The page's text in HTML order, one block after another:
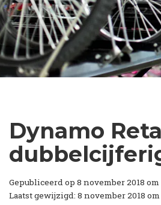
Dynamo
Gepubliceerd op 8 november 2018 om
Laatst gewijzigd: 8 november 2018 om